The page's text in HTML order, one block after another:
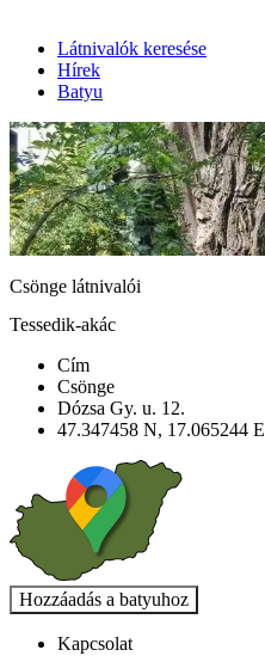
Látnivalók keresése
Hírek
Batyu
Csönge látnivalói
Tessedik-akác
Cím
Csönge
Dózsa Gy. u. 12.
47.347458 N, 17.065244 E
Kapcsolat